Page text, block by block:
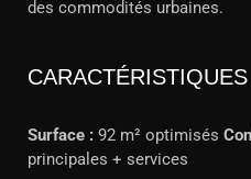
des commodités urbaines.
Surface : 92 m² optimisés
principales + services